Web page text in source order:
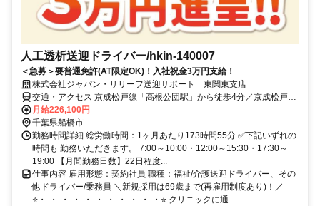
人工透析送迎ドライバー/hkin-140007
＜急募＞要普通免許(AT限定OK)！入社祝金3万円支給！
株式会社ジャパン・リリーフ送迎サポート 東関東支店
交通・アクセス 京成松戸線「高根公団駅」から徒歩4分／京成松戸線
「高根木戸駅」から徒歩12分 ✅車通勤OK
月給226,100円
千葉県船橋市
勤務時間詳細 総労働時間：1ヶ月あたり173時間55分 ✅下記いずれの
時間も 勤務いただきます。 7:00～10:00・12:00～15:30・17:30～
19:00 【月間勤務日数】22日程度...
仕事内容 雇用形態：契約社員 職種：福祉/介護送迎ドライバー、その
他ドライバー/乗務員 ＼新規採用は69歳まで(再雇用制度あり)！／
⭐・-・-・-・-・-・-・-・-・-・-・⭐ クリニックに通...